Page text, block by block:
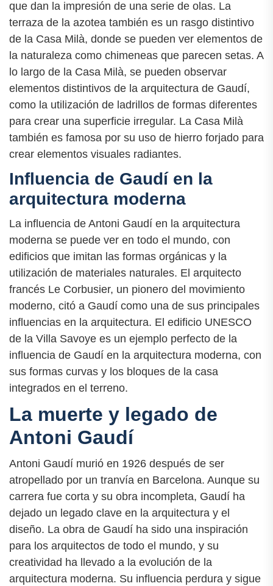
que dan la impresión de una serie de olas. La
terraza de la azotea también es un rasgo distintivo
de la Casa Milà, donde se pueden ver elementos de
la naturaleza como chimeneas que parecen setas. A
lo largo de la Casa Milà, se pueden observar
elementos distintivos de la arquitectura de Gaudí,
como la utilización de ladrillos de formas diferentes
para crear una superficie irregular. La Casa Milà
también es famosa por su uso de hierro forjado para
crear elementos visuales radiantes.
Influencia de Gaudí en la
arquitectura moderna
La influencia de Antoni Gaudí en la arquitectura
moderna se puede ver en todo el mundo, con
edificios que imitan las formas orgánicas y la
utilización de materiales naturales. El arquitecto
francés Le Corbusier, un pionero del movimiento
moderno, citó a Gaudí como una de sus principales
influencias en la arquitectura. El edificio UNESCO
de la Villa Savoye es un ejemplo perfecto de la
influencia de Gaudí en la arquitectura moderna, con
sus formas curvas y los bloques de la casa
integrados en el terreno.
La muerte y legado de
Antoni Gaudí
Antoni Gaudí murió en 1926 después de ser
atropellado por un tranvía en Barcelona. Aunque su
carrera fue corta y su obra incompleta, Gaudí ha
dejado un legado clave en la arquitectura y el
diseño. La obra de Gaudí ha sido una inspiración
para los arquitectos de todo el mundo, y su
creatividad ha llevado a la evolución de la
arquitectura moderna. Su influencia perdura y sigue